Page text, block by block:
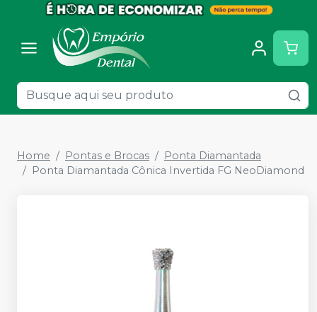
Home Pontas e Brocas
Ponta Diamantada
Ponta Diamantada Cônica Invertida FG NeoDiamond